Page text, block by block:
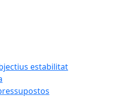
estabilitat